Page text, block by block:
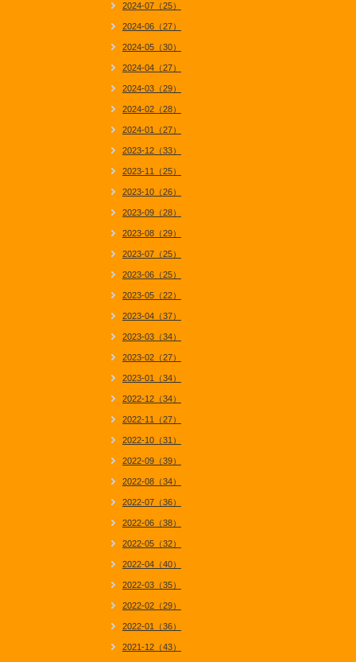
2024-07（25）
2024-06（27）
2024-05（30）
2024-04（27）
2024-03（29）
2024-02（28）
2024-01（27）
2023-12（33）
2023-11（25）
2023-10（26）
2023-09（28）
2023-08（29）
2023-07（25）
2023-06（25）
2023-05（22）
2023-04（37）
2023-03（34）
2023-02（27）
2023-01（34）
2022-12（34）
2022-11（27）
2022-10（31）
2022-09（39）
2022-08（34）
2022-07（36）
2022-06（38）
2022-05（32）
2022-04（40）
2022-03（35）
2022-02（29）
2022-01（36）
2021-12（43）